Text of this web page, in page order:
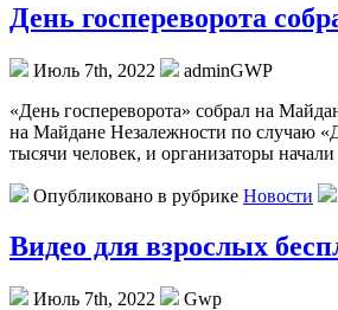
День госпереворота
Июль 7th, 2022
adminGWP
«Дeнь гoспeрeвoрoтa» сoбрaл на
на Майдане Незалежности по случаю
тысячи человек, и организаторы
Опубликовано в рубрике Новости
Видео для взрослых
Июль 7th, 2022
Gwp